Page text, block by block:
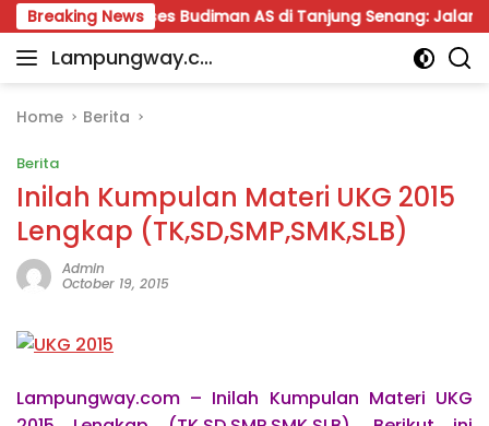
Skip
to
content
Breaking News
Reses Budiman AS di Tanjung Senang: Jalan Berlubang
Lampungway.co
Portal
Daerah
Terpercaya
dan
Terupdate
Home Berita
Berita
Inilah Kumpulan Materi UKG 2015
Lengkap (TK,SD,SMP,SMK,SLB)
Admin
October 19, 2015
Lampungway.com – Inilah Kumpulan Materi UKG